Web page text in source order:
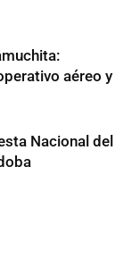
aéreo y
Nacional del